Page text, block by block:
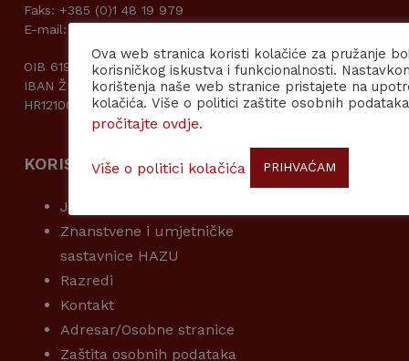
Faks: +385 (0)1 48 19 979
E-mail: kabpred@hazu.hr
OIB 61989185242
IBAN ŽIRO RAČUNA: DRŽAVNI PRORAČUN
HR1210010051863000160
KORISNI LINKOVI
Javna nabava
Znanstvene i umjetničke
sastavnice HAZU
Razredi
Kontakt
Adresar/Osobne stranice
Zaštita osobnih podataka
Ova web stranica koristi kolačiće za pružanje
korisničkog iskustva i funkcionalnosti.
korištenja naše web stranice pristajete na
kolačića. Više o politici zaštite osobnih podataka
pročitajte ovdje.
Više o politici kolačića PRIHVAĆAM